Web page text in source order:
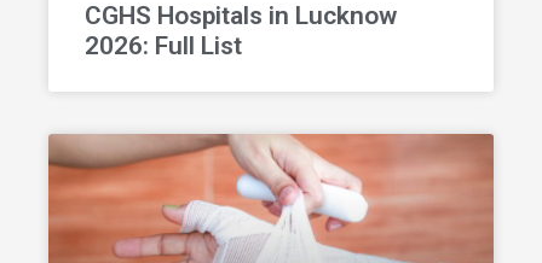
CGHS Hospitals in Lucknow
2026: Full List